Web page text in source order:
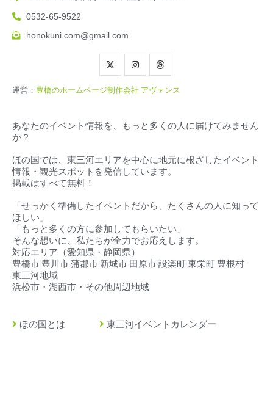
0532-65-9522
honokuni.com@gmail.com
運営： 豊橋のホームページ制作会社 アヴァンス
あなたのイベント情報を、もっと多くの人に届けてみません
か？
ほの国では、東三河エリアを中心に地元に根ざしたイベント
情報・観光スポットを発信しています。
掲載はすべて無料！
「せっかく準備したイベントだから、たくさんの人に知って
ほしい」
「もっと多くの方に参加してもらいたい」
そんな想いに、私たちが全力でお応えします。
対応エリア（愛知県・静岡県）
豊橋市‧豊川市‧蒲郡市‧新城市‧田原市‧設楽町‧東栄町‧豊根村
東三河地域
浜松市・湖西市・その他周辺地域
ほの国とは
東三河イベントカレンダー